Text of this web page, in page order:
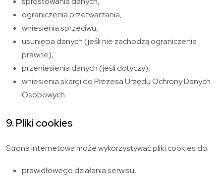
ograniczenia przetwarzania,
wniesienia sprzeciwu,
usunięcia danych (jeśli nie zachodzą ograniczenia
prawne),
przeniesienia danych (jeśli dotyczy),
wniesienia skargi do Prezesa Urzędu Ochrony Danych
Osobowych.
9. Pliki cookies
Strona internetowa może wykorzystywać pliki cookies do:
prawidłowego działania serwisu,